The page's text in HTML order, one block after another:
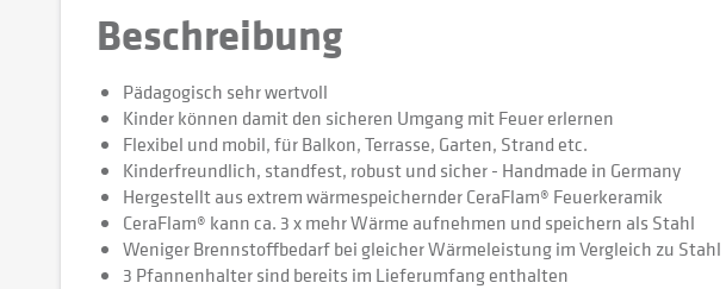
Beschreibung
Pädagogisch sehr wertvoll
Kinder können damit den sicheren Umgang mit Feuer erlernen
Flexibel und mobil, für Balkon, Terrasse, Garten, Strand etc.
Kinderfreundlich, standfest, robust und sicher - Handmade in Germany
Hergestellt aus extrem wärmespeichernder CeraFlam® Feuerkeramik
CeraFlam® kann ca. 3 x mehr Wärme aufnehmen und speichern als Stahl
Weniger Brennstoffbedarf bei gleicher Wärmeleistung im Vergleich zu Stahl
3 Pfannenhalter sind bereits im Lieferumfang enthalten